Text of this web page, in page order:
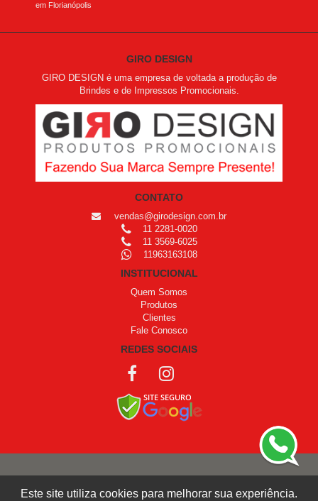
em Florianópolis
GIRO DESIGN
GIRO DESIGN é uma empresa de voltada a produção de
Brindes e de Impressos Promocionais.
CONTATO
vendas@girodesign.com.br
11 2281-0020
11 3569-6025
11963163108
INSTITUCIONAL
Quem Somos
Produtos
Clientes
Fale Conosco
REDES SOCIAIS
Este site utiliza cookies para melhorar sua experiência.